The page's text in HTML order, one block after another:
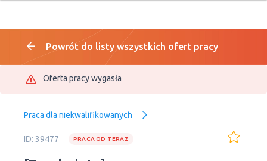
Powrót do listy wszystkich ofert pracy
Oferta pracy wygasła
Praca dla niekwalifikowanych
ID: 39477 PRACA OD TERAZ